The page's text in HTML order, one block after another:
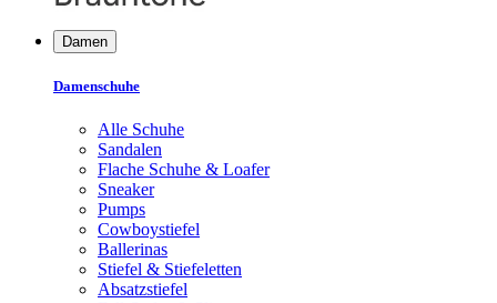
Damen
Damenschuhe
Alle Schuhe
Sandalen
Flache Schuhe & Loafer
Sneaker
Pumps
Cowboystiefel
Ballerinas
Stiefel & Stiefeletten
Absatzstiefel